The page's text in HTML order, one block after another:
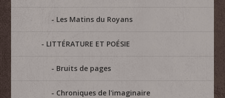
Les Matins du Royans
LITTÉRATURE ET POÉSIE
Bruits de pages
Chroniques de l'imaginaire